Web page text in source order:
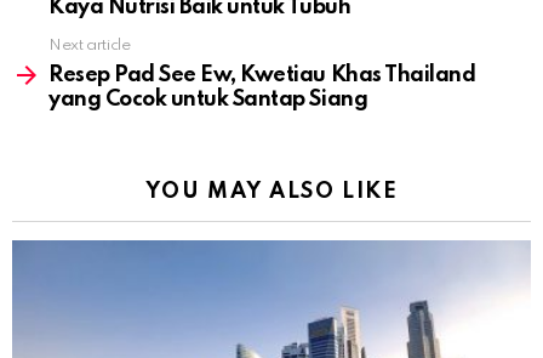
Kaya Nutrisi Baik untuk Tubuh
Next article
Resep Pad See Ew, Kwetiau Khas Thailand
yang Cocok untuk Santap Siang
YOU MAY ALSO LIKE